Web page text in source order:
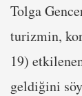
Tolga
turizmin,
19)
geldiğini